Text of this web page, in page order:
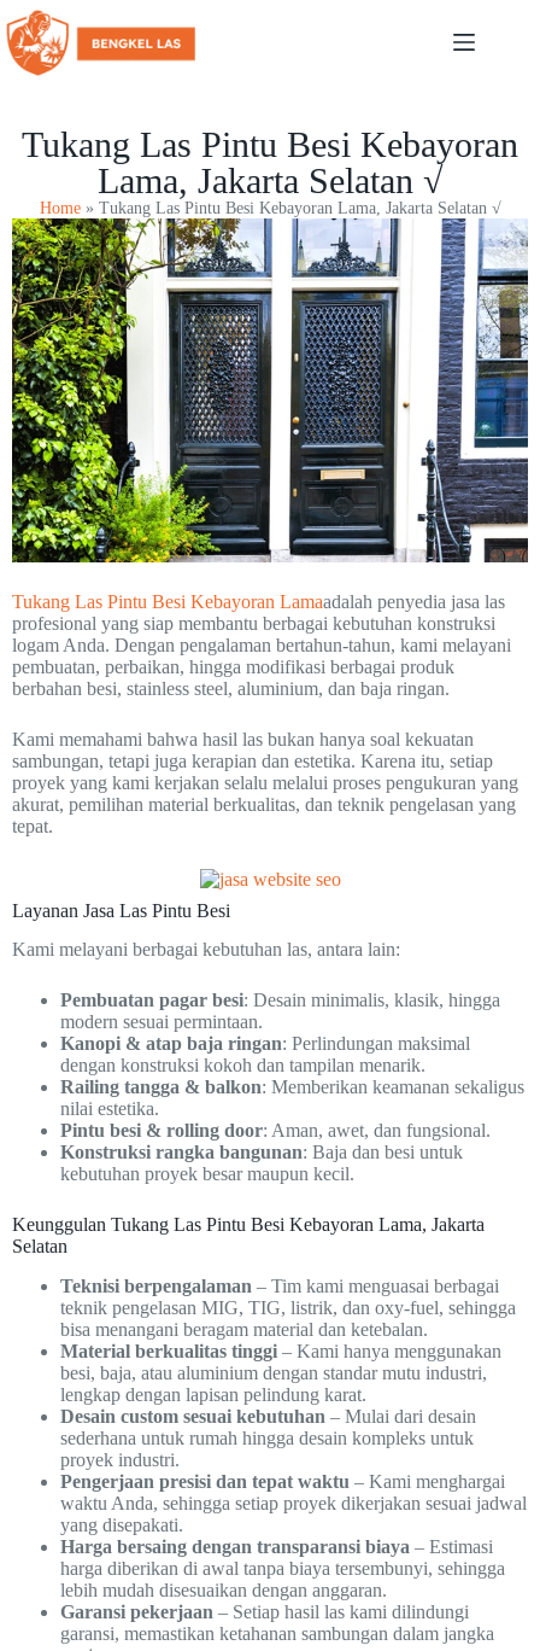
Tukang Las Pintu Besi Kebayoran
Lama, Jakarta Selatan √
Home» Tukang Las Pintu Besi Kebayoran Lama, Jakarta Selatan √
Tukang Las Pintu Besi Kebayoran Lamaadalah penyedia jasa las
profesional yang siap membantu berbagai kebutuhan konstruksi
logam Anda. Dengan pengalaman bertahun-tahun, kami melayani
pembuatan, perbaikan, hingga modifikasi berbagai produk
berbahan besi, stainless steel, aluminium, dan baja ringan.
Kami memahami bahwa hasil las bukan hanya soal kekuatan
sambungan, tetapi juga kerapian dan estetika. Karena itu, setiap
proyek yang kami kerjakan selalu melalui proses pengukuran yang
akurat, pemilihan material berkualitas, dan teknik pengelasan yang
tepat.
Layanan Jasa Las Pintu Besi
Kami melayani berbagai kebutuhan las, antara lain:
Pembuatan pagar besi: Desain minimalis, klasik, hingga
modern sesuai permintaan.
Kanopi & atap baja ringan: Perlindungan maksimal
dengan konstruksi kokoh dan tampilan menarik.
Railing tangga & balkon: Memberikan keamanan sekaligus
nilai estetika.
Pintu besi & rolling door: Aman, awet, dan fungsional.
Konstruksi rangka bangunan: Baja dan besi untuk
kebutuhan proyek besar maupun kecil.
Keunggulan Tukang Las Pintu Besi Kebayoran Lama, Jakarta
Selatan
Teknisi berpengalaman – Tim kami menguasai berbagai
teknik pengelasan MIG, TIG, listrik, dan oxy-fuel, sehingga
bisa menangani beragam material dan ketebalan.
Material berkualitas tinggi – Kami hanya menggunakan
besi, baja, atau aluminium dengan standar mutu industri,
lengkap dengan lapisan pelindung karat.
Desain custom sesuai kebutuhan – Mulai dari desain
sederhana untuk rumah hingga desain kompleks untuk
proyek industri.
Pengerjaan presisi dan tepat waktu – Kami menghargai
waktu Anda, sehingga setiap proyek dikerjakan sesuai jadwal
yang disepakati.
Harga bersaing dengan transparansi biaya – Estimasi
harga diberikan di awal tanpa biaya tersembunyi, sehingga
lebih mudah disesuaikan dengan anggaran.
Garansi pekerjaan – Setiap hasil las kami dilindungi
garansi, memastikan ketahanan sambungan dalam jangka